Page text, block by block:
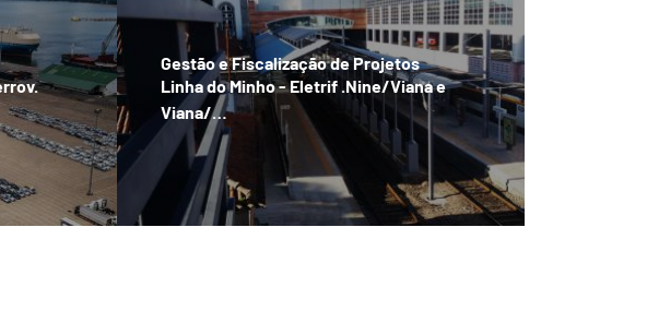
Gestão e Fiscalização de Projetos
Linha do Minho - Eletrif .Nine/Viana e
Viana/…